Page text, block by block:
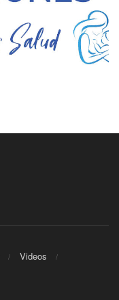
Videos